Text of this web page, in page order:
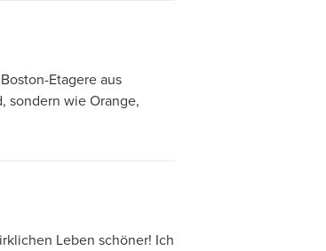
Etagere aus
sondern wie Orange,
Leben schöner! Ich